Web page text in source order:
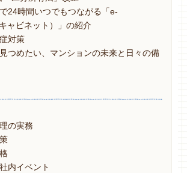
24時間いつでもつながる「e-
ャビネット）」の紹介
対策
つめたい、マンションの未来と日々の備
の実務
内イベント